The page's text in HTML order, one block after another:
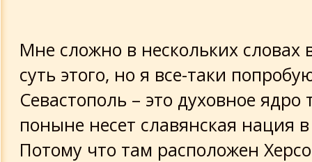
Мне сложно в нескольких словах
суть этого, но я все-таки
Севастополь – это духовное ядро
поныне несет славянская нация
Потому что там расположен